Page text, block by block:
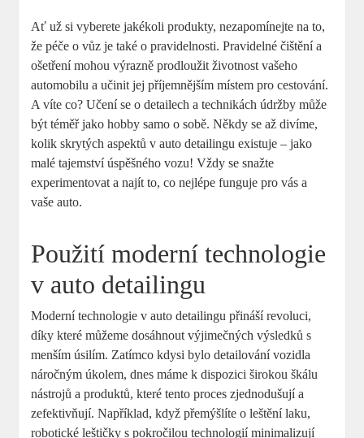
Ať už⁤ si vyberete jakékoli ⁤produkty, nezapomínejte na‌ to,
že péče⁤ o vůz je také o pravidelnosti. Pravidelné ‍čištění a
ošetření mohou výrazně ‍prodloužit životnost vašeho
automobilu a učinit jej příjemnějším místem pro‌ cestování.
A víte co? Učení se o⁤ detailech a technikách údržby může
být téměř jako hobby ⁣samo o‌ sobě. Někdy ⁢se až divíme,
kolik skrytých aspektů‌ v‍ auto detailingu existuje – jako‍
malé ⁣tajemství úspěšného vozu! Vždy se snažte
experimentovat a najít ⁤to,⁢ co⁣ nejlépe⁣ funguje pro vás a
vaše auto.
Použití moderní‌ technologie
v auto detailingu
Moderní ‍technologie v auto detailingu ‍přináší‍ revoluci,
⁣díky ‌které můžeme dosáhnout ‍výjimečných výsledků s
menším úsilím. Zatímco ⁢kdysi bylo detailování vozidla
náročným úkolem, dnes‌ máme k⁣ dispozici širokou škálu
nástrojů a produktů, které tento‌ proces zjednodušují a
zefektivňují. Například, když ‌přemýšlíte o leštění laku,
robotické leštičky s pokročilou technologií minimalizují‌